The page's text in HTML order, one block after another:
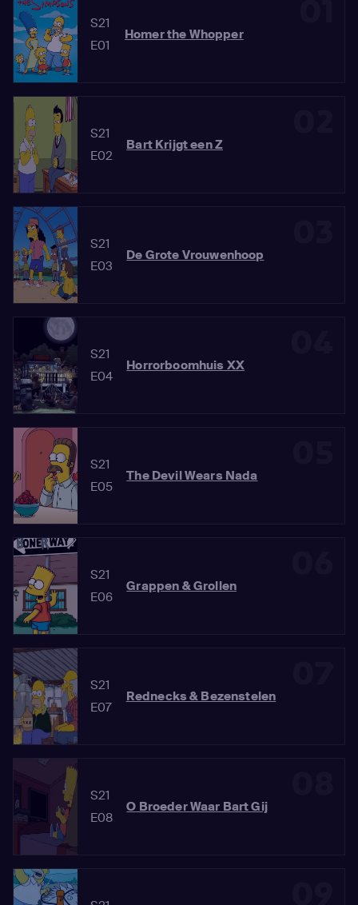
S21
E01
Homer the Whopper
S21
E02
Bart Krijgt een Z
S21
E03
De Grote Vrouwenhoop
S21
E04
Horrorboomhuis XX
S21
E05
The Devil Wears Nada
S21
E06
Grappen & Grollen
S21
E07
Rednecks & Bezenstelen
S21
E08
O Broeder Waar Bart Gij